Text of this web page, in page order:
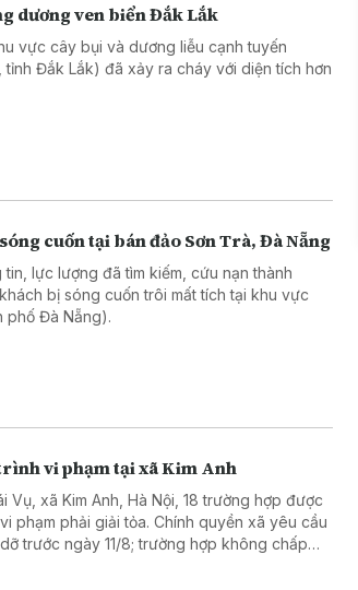
dương ven biển Đắk Lắk
vực cây bụi và dương liễu cạnh tuyến
Đắk Lắk) đã xảy ra cháy với diện tích hơn
cuốn tại bán đảo Sơn Trà, Đà Nẵng
lực lượng đã tìm kiếm, cứu nạn thành
bị sóng cuốn trôi mất tích tại khu vực
phố Đà Nẵng).
vi phạm tại xã Kim Anh
xã Kim Anh, Hà Nội, 18 trường hợp được
phạm phải giải tỏa. Chính quyền xã yêu cầu
trước ngày 11/8; trường hợp không chấp